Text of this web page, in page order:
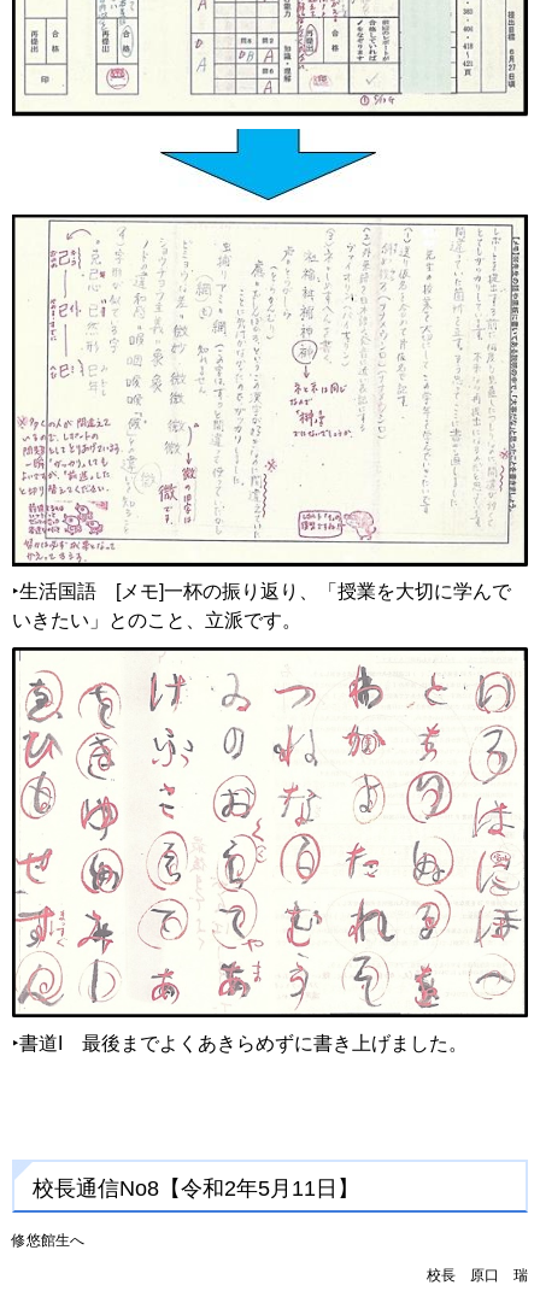
‣生活国語 [メモ]一杯の振り返り、「授業を大切に学んで
いきたい」とのこと、立派です。
‣書道I 最後までよくあきらめずに書き上げました。
校長通信No8【令和2年5月11日】
修悠館生へ
校長 原口 瑞